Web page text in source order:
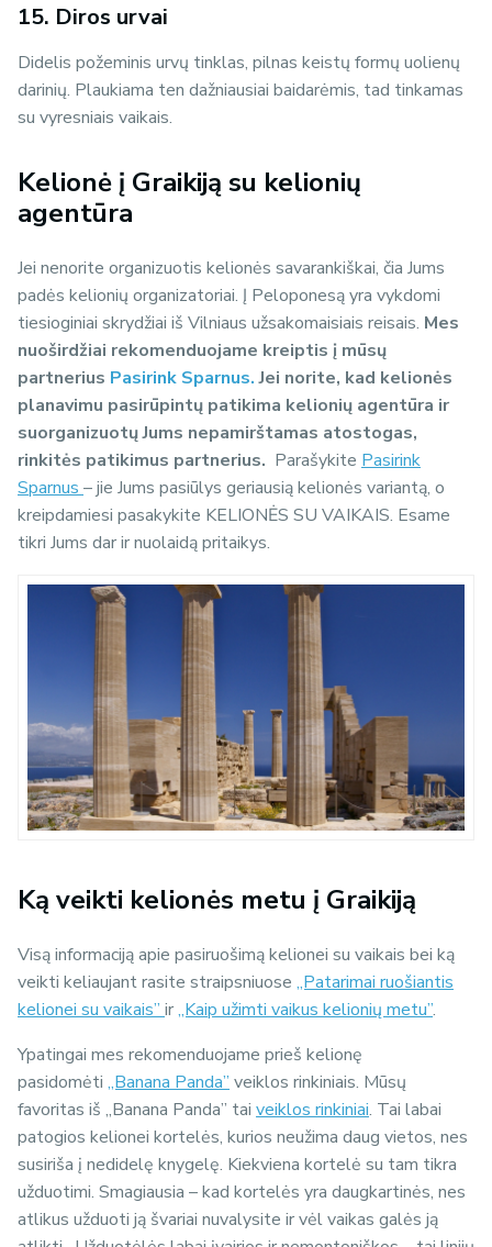
15. Diros urvai
Didelis požeminis urvų tinklas, pilnas keistų formų uolienų
darinių. Plaukiama ten dažniausiai baidarėmis, tad tinkamas
su vyresniais vaikais.
Kelionė į Graikiją su kelionių
agentūra
Jei nenorite organizuotis kelionės savarankiškai, čia Jums
padės kelionių organizatoriai. Į Peloponesą yra vykdomi
tiesioginiai skrydžiai iš Vilniaus užsakomaisiais reisais. Mes
nuoširdžiai rekomenduojame kreiptis į mūsų
partnerius Pasirink Sparnus.Jei norite, kad kelionės
planavimu pasirūpintų patikima kelionių agentūra ir
suorganizuotų Jums nepamirštamas atostogas,
rinkitės patikimus partnerius. Parašykite Pasirink
Sparnus – jie Jums pasiūlys geriausią kelionės variantą, o
kreipdamiesi pasakykite KELIONĖS SU VAIKAIS. Esame
tikri Jums dar ir nuolaidą pritaikys.
Ką veikti kelionės metu į Graikiją
Visą informaciją apie pasiruošimą kelionei su vaikais bei ką
veikti keliaujant rasite straipsniuose „Patarimai ruošiantis
kelionei su vaikais”ir„Kaip užimti vaikus kelionių metu”.
Ypatingai mes rekomenduojame prieš kelionę
pasidomėti „Banana Panda”veiklos rinkiniais. Mūsų
favoritas iš „Banana Panda” tai veiklos rinkiniai. Tai labai
patogios kelionei kortelės, kurios neužima daug vietos, nes
susiriša į nedidelę knygelę. Kiekviena kortelė su tam tikra
užduotimi. Smagiausia – kad kortelės yra daugkartinės, nes
atlikus užduoti ją švariai nuvalysite ir vėl vaikas galės ją